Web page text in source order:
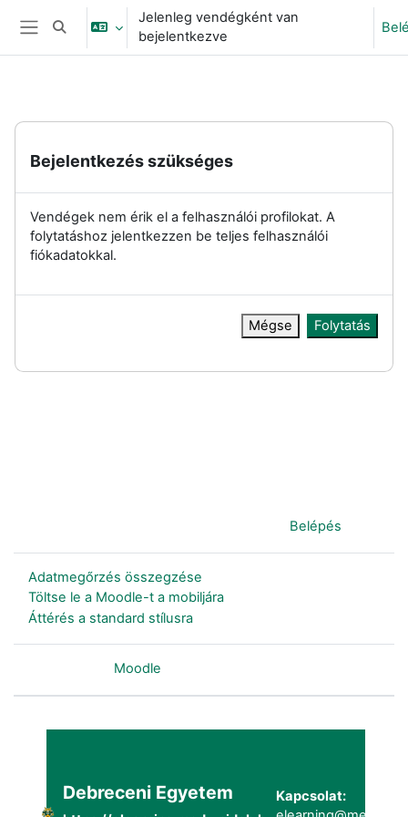
Tovább a fő tartalomhoz
Oldalpanel
Keresési bemeneti adatok váltása
Jelenleg vendégként van
bejelentkezve
Bejelentkezés szükséges
Vendégek nem érik el a felhasználói profilokat. A
folytatáshoz jelentkezzen be teljes felhasználói
fiókadatokkal.
Mégse Folytatás
Belépés
Adatmegőrzés összegzése
Töltse le a Moodle-t a mobiljára
Áttérés a standard stílusra
Moodle
Debreceni Egyetem
Kapcsolat: